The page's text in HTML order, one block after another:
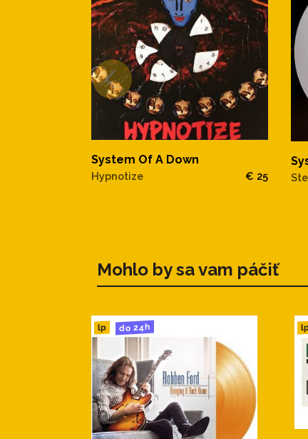
System Of A Down
Hypnotize € 25
Mohlo by sa vam páčiť
lp do 24h